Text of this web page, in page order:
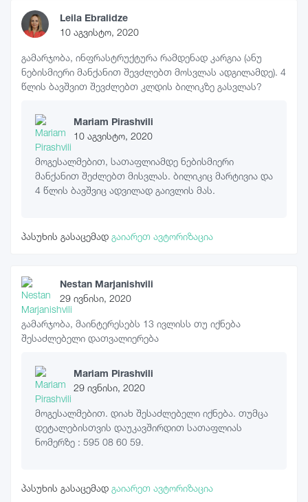
Leila Ebralidze
10 აგვისტო, 2020
გამარჯობა, ინფრასტრუქტურა რამდენად კარგია (ანუ
ნებისმიერი მანქანით შევძლებთ მოსვლას ადგილამდე). 4
წლის ბავშვით შევძლებთ კლდის ბილიკზე გასვლას?
Mariam Pirashvili
10 აგვისტო, 2020
მოგესალმებით, სათაფლიამდე ნებისმიერი
მანქანით შეძლებთ მისვლას. ბილიკიც მარტივია და
4 წლის ბავშვიც ადვილად გაივლის მას.
პასუხის გასაცემად გაიარეთ ავტორიზაცია
Nestan Marjanishvili
29 ივნისი, 2020
გამარჯობა, მაინტერესებს 13 ივლისს თუ იქნება
შესაძლებელი დათვალიერება
Mariam Pirashvili
29 ივნისი, 2020
მოგესალმებით. დიახ შესაძლებელი იქნება. თუმცა
დეტალებისთვის დაუკავშირდით სათაფლიას
ნომერზე : 595 08 60 59.
პასუხის გასაცემად გაიარეთ ავტორიზაცია